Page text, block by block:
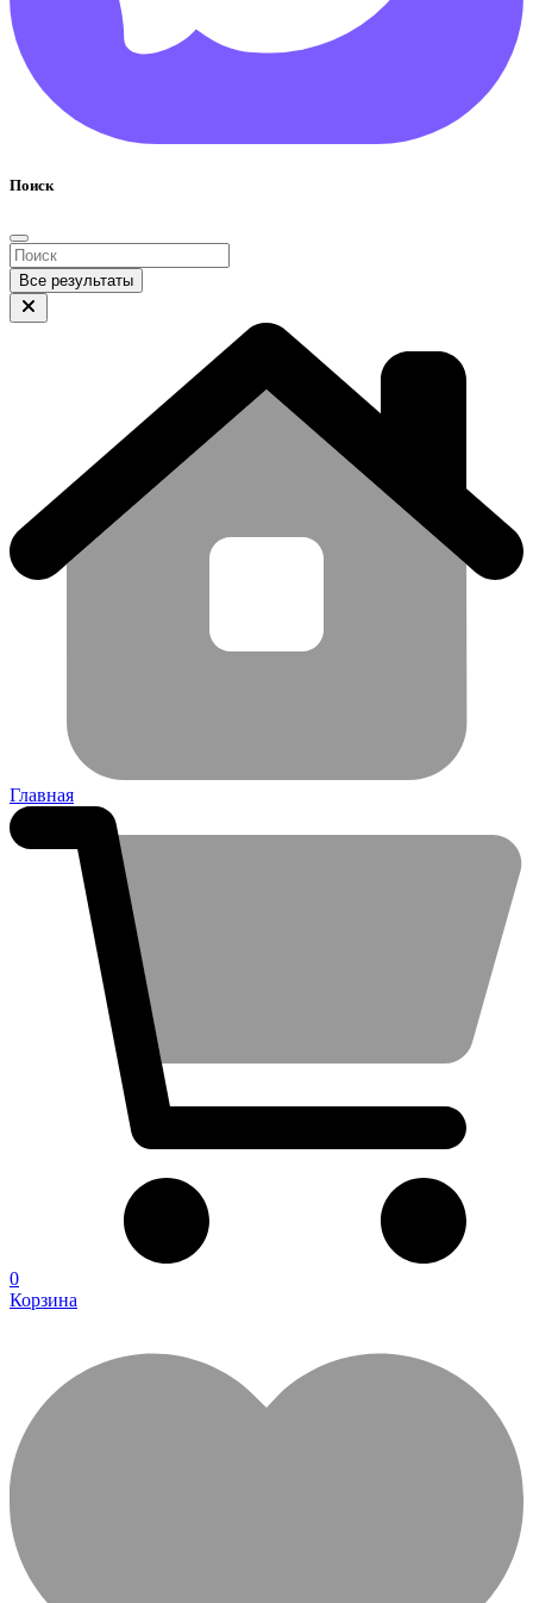
Поиск
Все результаты
Главная
0
Корзина